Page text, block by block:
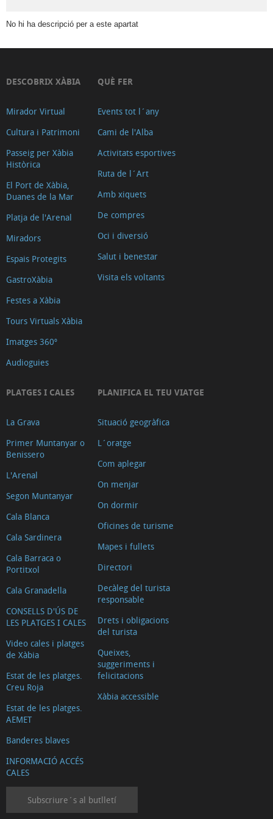
de
Lloguer
bicis
Lloguer
vehicles
On
dormir
Art
Associacions
Bancs
i
canvi
de
On
menjar
Clíniques
Veterinàries
On
trobar
nostres
productes
Educació
Farmacies
Gimnasos
i
ball
Inmobiliaries
i
promotors
Multiaventura
Altres
esports
Serveis
públics
Serveis
sanitaris
Transports
Bars
No hi ha descripció per a este apartat
DESCOBRIX XÀBIA
Mirador Virtual
Cultura i Patrimoni
Passeig per Xàbia
Històrica
El Port de Xàbia,
Duanes de la Mar
Platja de l'Arenal
Miradors
Espais Protegits
GastroXàbia
Festes a Xàbia
Tours Virtuals Xàbia
Imatges 360º
Audioguies
QUÈ FER
Events tot l´any
Cami de l'Alba
Activitats esportives
Ruta de l´Art
Amb xiquets
De compres
Oci i diversió
Salut i benestar
Visita els voltants
PLATGES I CALES
La Grava
Primer Muntanyar o
Benissero
L'Arenal
Segon Muntanyar
Cala Blanca
Cala Sardinera
Cala Barraca o
Portitxol
Cala Granadella
CONSELLS D'ÚS DE
LES PLATGES I CALES
Video cales i platges
de Xàbia
Estat de les platges.
Creu Roja
Estat de les platges.
AEMET
Banderes blaves
INFORMACIÓ ACCÉS
CALES
PLANIFICA EL TEU VIATGE
Situació geogràfica
L´oratge
Com aplegar
On menjar
On dormir
Oficines de turisme
Mapes i fullets
Directori
Decàleg del turista
responsable
Drets i obligacions
del turista
Queixes,
suggeriments i
felicitacions
Xàbia accessible
Subscriure´s al butlletí